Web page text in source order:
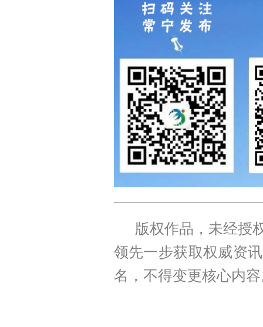
版权作品，未经授
领先一步获取权威资
名，不得变更核心内